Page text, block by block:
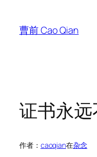
曹前 Cao Qian
证书永
作者： caoqian在杂念